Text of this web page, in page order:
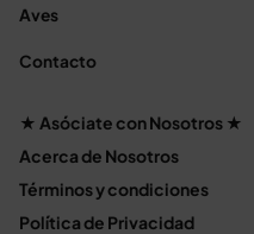
Aves
Contacto
★ Asóciate con Nosotros ★
Acerca de Nosotros
Términos y condiciones
Política de Privacidad